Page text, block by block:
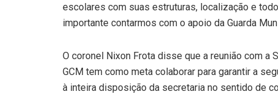
escolares com suas estruturas, localização e
importante contarmos com o apoio da Guarda
O coronel Nixon Frota disse que a reunião com a
GCM tem como meta colaborar para garantir a
à inteira disposição da secretaria no sentido de